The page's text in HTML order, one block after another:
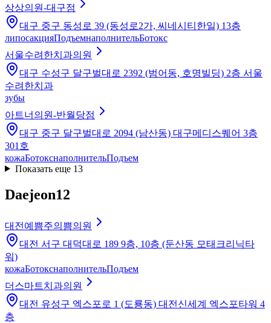
상상의원-대구점
대구 중구 동성로 39 (동성로2가, 씨네시티한일) 13층
липосакцияПодъемнаполнительБотокс
서울수려한치과의원
대구 수성구 달구벌대로 2392 (범어동, 호명빌딩) 2층 서울
수려한치과
зубы
아트너의원-반월당점
대구 중구 달구벌대로 2094 (남산동) 대구메디스퀘어 3층
301호
кожаБотокснаполнительПодъем
Показать еще 13
Daejeon12
대전예쁨주의쁨의원
대전 서구 대덕대로 189 9층, 10층 (둔산동 모태크리닉타
워)
кожаБотокснаполнительПодъем
더스마트치과의원
대전 유성구 엑스포로 1 (도룡동) 대전신세계 엑스포타워 4
층